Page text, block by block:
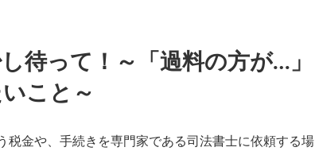
待って！～「過料の方が…」
こと～
金や、手続きを専門家である司法書士に依頼する場